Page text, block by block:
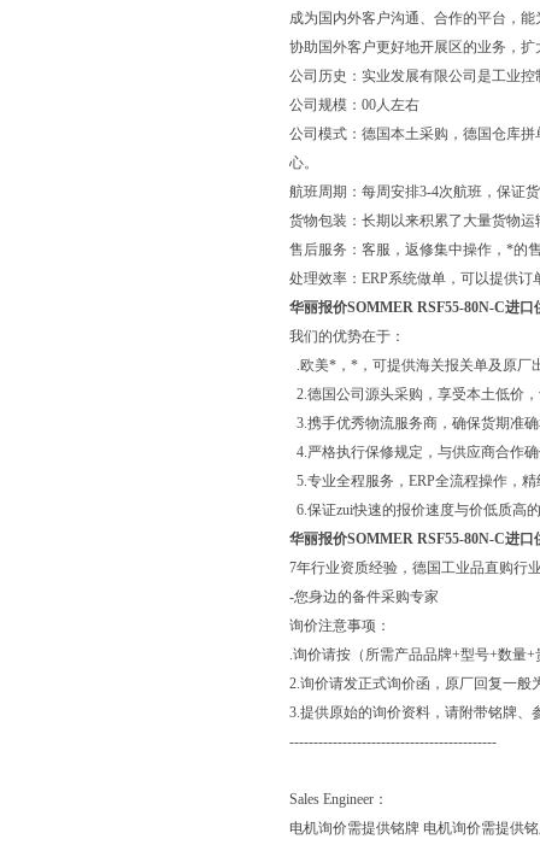
成为国内外客户沟通、合作的平台，
协助国外客户更好地开展区的业务，
公司历史：实业发展有限公司是工业
公司规模：00人左右
公司模式：德国本土采购，德国仓库
心。
航班周期：每周安排3-4次航班，保证
货物包装：长期以来积累了大量货物
售后服务：客服，返修集中操作，*的
处理效率：ERP系统做单，可以提供订
华丽报价SOMMER RSF55-80N-C进口
我们的优势在于：
.欧美*，*，可提供海关报关单及原厂
2.德国公司源头采购，享受本土低价
3.携手优秀物流服务商，确保货期准
4.严格执行保修规定，与供应商合作
5.专业全程服务，ERP全流程操作，
6.保证zui快速的报价速度与价低质高
华丽报价SOMMER RSF55-80N-C进口
7年行业资质经验，德国工业品直购行
-您身边的备件采购专家
询价注意事项：
.询价请按（所需产品品牌+型号+数量
2.询价请发正式询价函，原厂回复一般
3.提供原始的询价资料，请附带铭牌、
-------------------------------------------
Sales Engineer：
电机询价需提供铭牌 电机询价需提供